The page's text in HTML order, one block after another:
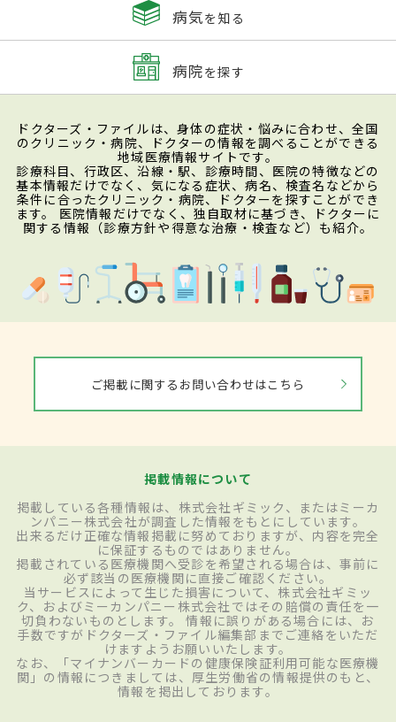
病気を知る
病院を探す
ドクターズ・ファイルは、身体の症状・悩みに合わせ、全国
のクリニック・病院、ドクターの情報を調べることができる
地域医療情報サイトです。
診療科目、行政区、沿線・駅、診療時間、医院の特徴などの
基本情報だけでなく、気になる症状、病名、検査名などから
条件に合ったクリニック・病院、ドクターを探すことができ
ます。 医院情報だけでなく、独自取材に基づき、ドクターに
関する情報（診療方針や得意な治療・検査など）も紹介。
ご掲載に関するお問い合わせはこちら
掲載情報について
掲載している各種情報は、株式会社ギミック、またはミーカ
ンパニー株式会社が調査した情報をもとにしています。
出来るだけ正確な情報掲載に努めておりますが、内容を完全
に保証するものではありません。
掲載されている医療機関へ受診を希望される場合は、事前に
必ず該当の医療機関に直接ご確認ください。
当サービスによって生じた損害について、株式会社ギミッ
ク、およびミーカンパニー株式会社ではその賠償の責任を一
切負わないものとします。 情報に誤りがある場合には、お
手数ですがドクターズ・ファイル編集部までご連絡をいただ
けますようお願いいたします。
なお、「マイナンバーカードの健康保険証利用可能な医療機
関」の情報につきましては、厚生労働省の情報提供のもと、
情報を掲出しております。